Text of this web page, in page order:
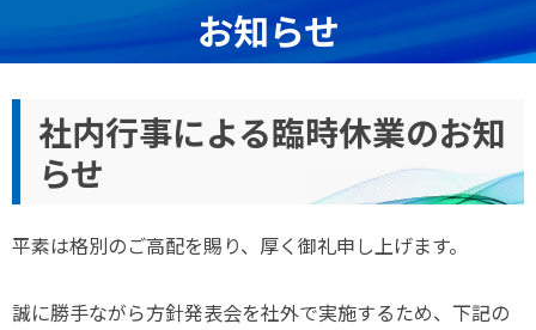
お知らせ
社内行事による臨時休業のお知
らせ
平素は格別のご高配を賜り、厚く御礼申し上げます。
誠に勝手ながら方針発表会を社外で実施するため、下記の